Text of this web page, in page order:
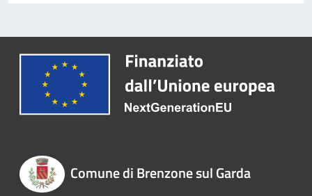
Comune di Brenzone sul Garda